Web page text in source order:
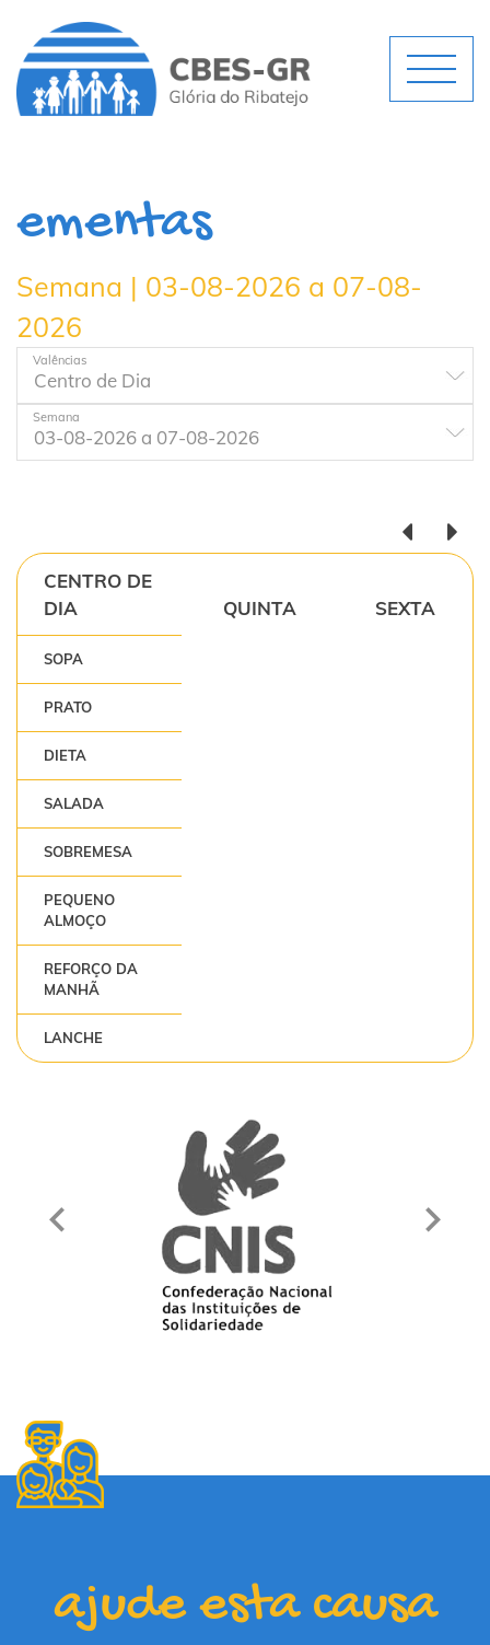
ementas
Semana | 03-08-2026 a 07-08-
2026
Valências
Semana
CENTRO DE
DIA
QUINTA SEXTA
SOPA
PRATO
DIETA
SALADA
SOBREMESA
PEQUENO
ALMOÇO
REFORÇO DA
MANHÃ
LANCHE
ajude esta causa